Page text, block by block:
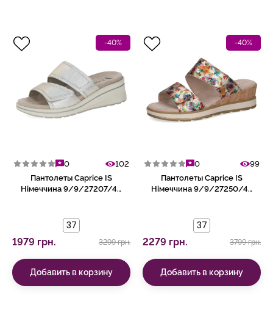
-40%
0
102
Пантолеты Caprice IS
Німеччина 9/9/27207/46
37
1979 грн. 3299 грн.
Добавить в корзину
-40%
0
99
Пантолеты Caprice IS
Німеччина 9/9/27250/42
37
2279 грн. 3799 грн.
Добавить в корзину